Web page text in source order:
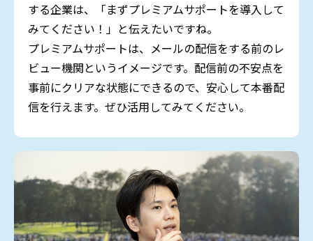
する企業は、「まずプレミアムサポートを導入して
みてください！」と伝えたいですね。
プレミアムサポートは、メールの配信をする前のレ
ビュー機関というイメージです。配信前の不安点を
事前にクリアな状態にできるので、安心して本番配
信を行えます。ぜひ活用してみてください。